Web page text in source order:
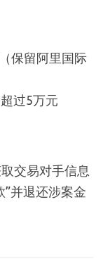
保留阿里国际
过5万元
交易对手信息
”并退还涉案金